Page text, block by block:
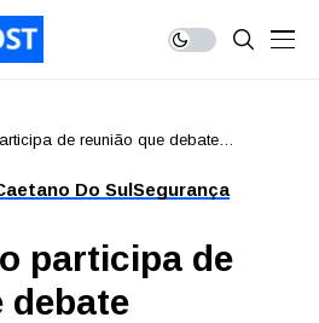
de reunião que debate
Do SulSegurança
participa de
debate